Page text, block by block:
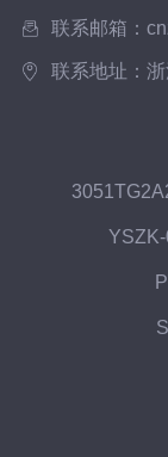
联系邮箱：
联系地址：